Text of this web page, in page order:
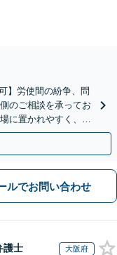
】労使間の紛争、問
のご相談を承ってお
に置かれやすく、適
ださい。
ルでお問い合わせ
護士 大阪府